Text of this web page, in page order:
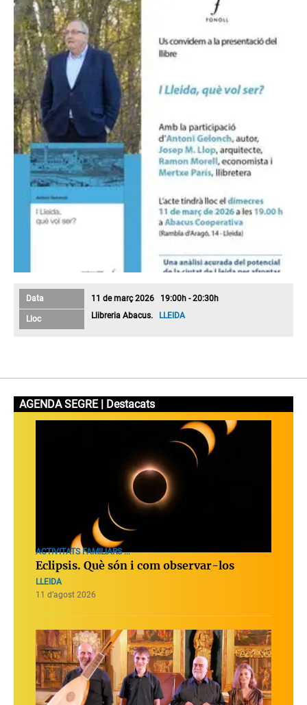
Data 11 de març 2026 19:00h - 20:30h
Lloc Llibreria Abacus. LLEIDA
AGENDA SEGRE | Destacats
ACTIVITATS FAMILIARS ...
Eclipsis. Què són i com observar-los
LLEIDA
11 d’agost 2026